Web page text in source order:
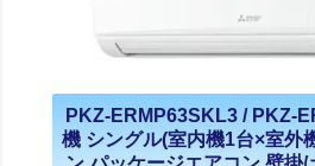
PKZ-ERMP63SKL3 / PKZ-
機 シングル(室内機1台×室外